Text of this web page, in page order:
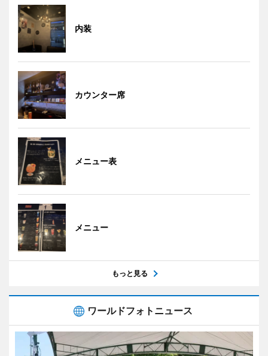
内装
カウンター席
メニュー表
メニュー
もっと見る
ワールドフォトニュース